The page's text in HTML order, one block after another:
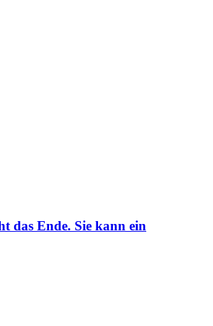
das Ende. Sie kann ein